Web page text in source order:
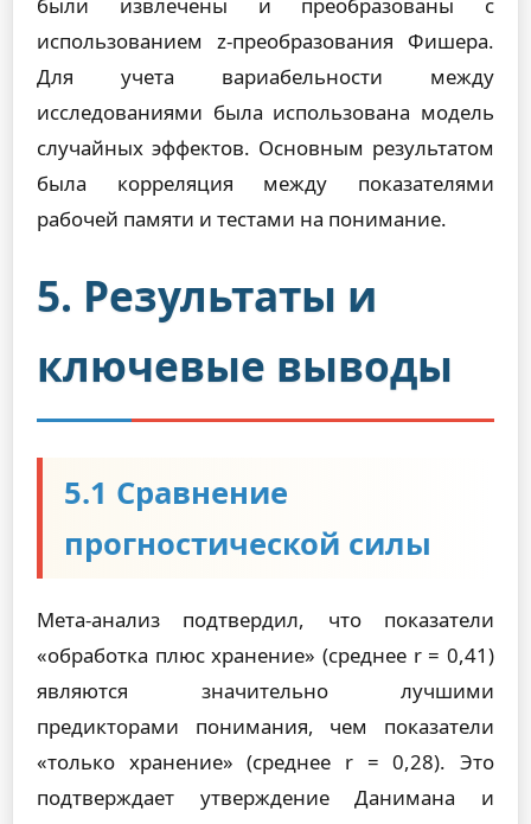
использованием z-преобразования Фишера.
Для учета вариабельности между
исследованиями была использована модель
случайных эффектов. Основным результатом
была корреляция между показателями
рабочей памяти и тестами на понимание.
5. Результаты и
ключевые выводы
5.1 Сравнение
прогностической силы
Мета-анализ подтвердил, что показатели
«обработка плюс хранение» (среднее r = 0,41)
являются значительно лучшими
предикторами понимания, чем показатели
«только хранение» (среднее r = 0,28). Это
подтверждает утверждение Данимана и